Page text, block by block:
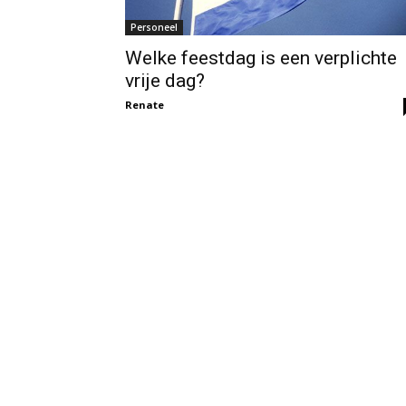
Personeel
Welke feestdag is een verplichte
vrije dag?
Renate